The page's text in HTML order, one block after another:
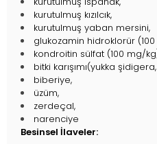
kurutulmuş kızılcık,
kurutulmuş yaban mersini,
glukozamin hidroklorür
kondroitin sülfat (100 mg/
bitki karışımı(yukka şidigera,
biberiye,
üzüm,
zerdeçal,
narenciye
Besinsel İlaveler: